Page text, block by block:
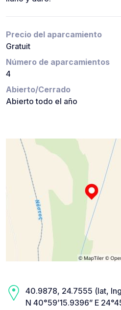
Precio del aparcamiento
Gratuit
Número de aparcamientos
4
Abierto/Cerrado
Abierto todo el año
40.9878, 24.7555 (lat,
N 40°59’15.9396” E